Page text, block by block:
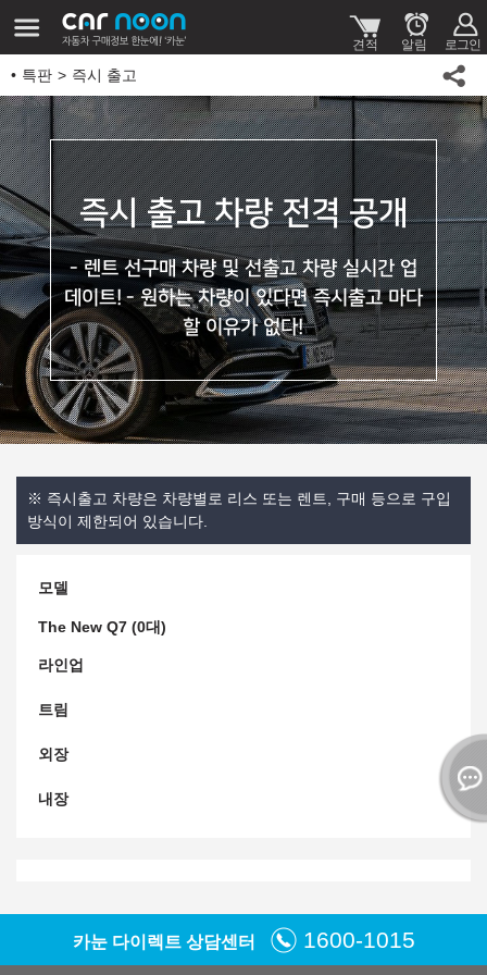
특판 즉시 출고
즉시 출고 차량 전격 공개
- 렌트 선구매 차량 및 선출고 차량 실시간 업
데이트! - 원하는 차량이 있다면 즉시출고 마다
할 이유가 없다!
※ 즉시출고 차량은 차량별로 리스 또는 렌트, 구매 등으로 구입
방식이 제한되어 있습니다.
모델
The New Q7 (0대)
라인업
트림
외장
내장
카눈 다이렉트 상담센터 1600-1015